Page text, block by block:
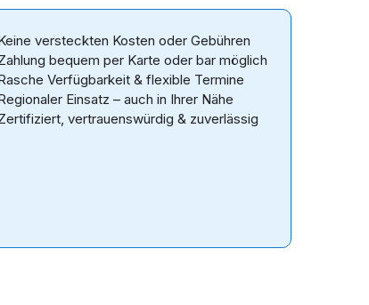
versteckten Kosten oder Gebühren
bequem per Karte oder bar möglich
Verfügbarkeit & flexible Termine
Einsatz – auch in Ihrer Nähe
vertrauenswürdig & zuverlässig